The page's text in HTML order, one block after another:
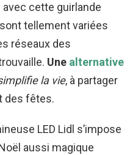
cette guirlande
tellement variées
réseaux des
Une alternative
la vie, à partager
des fêtes.
LED Lidl s’impose
aussi magique